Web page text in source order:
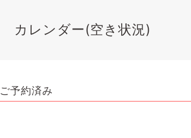
カレンダー(空き状況)
ご予約済み